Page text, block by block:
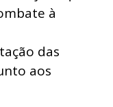
à
das
aos